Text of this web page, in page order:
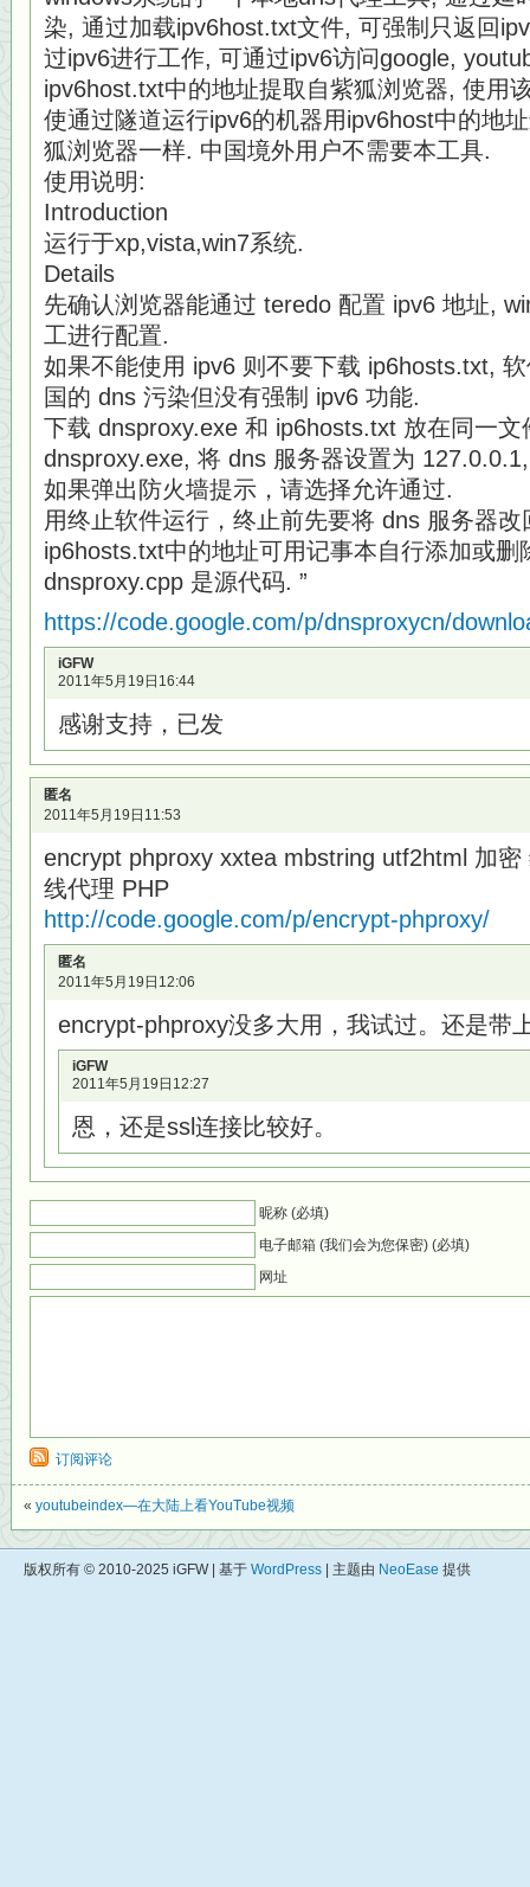
染, 通过加载ipv6host.txt文件, 可强制只返回
过ipv6进行工作, 可通过ipv6访问google,
ipv6host.txt中的地址提取自紫狐浏览器, 使用
使通过隧道运行ipv6的机器用ipv6host中的地
狐浏览器一样. 中国境外用户不需要本工具.
使用说明:
Introduction
运行于xp,vista,win7系统.
Details
先确认浏览器能通过 teredo 配置 ipv6 地址,
工进行配置.
如果不能使用 ipv6 则不要下载 ip6hosts.txt,
国的 dns 污染但没有强制 ipv6 功能.
下载 dnsproxy.exe 和 ip6hosts.txt 放在同一文
dnsproxy.exe, 将 dns 服务器设置为
如果弹出防火墙提示，请选择允许通过.
用终止软件运行，终止前先要将 dns 服务器
ip6hosts.txt中的地址可用记事本自行添加或删
dnsproxy.cpp 是源代码. ”
https://code.google.com/p/dnsproxycn/
iGFW
2011年5月19日16:44
感谢支持，已发
匿名
2011年5月19日11:53
encrypt phproxy xxtea mbstring utf2html 加
线代理 PHP
http://code.google.com/p/encrypt-phproxy/
匿名
2011年5月19日12:06
encrypt-phproxy没多大用，我试过。还是带
iGFW
2011年5月19日12:27
恩，还是ssl连接比较好。
昵称 (必填)
电子邮箱 (我们会为您保密) (必填)
网址
订阅评论
« youtubeindex—在大陆上看YouTube视频
版权所有 © 2010-2025 iGFW | 基于 WordPress | 主题由 NeoEase 提供